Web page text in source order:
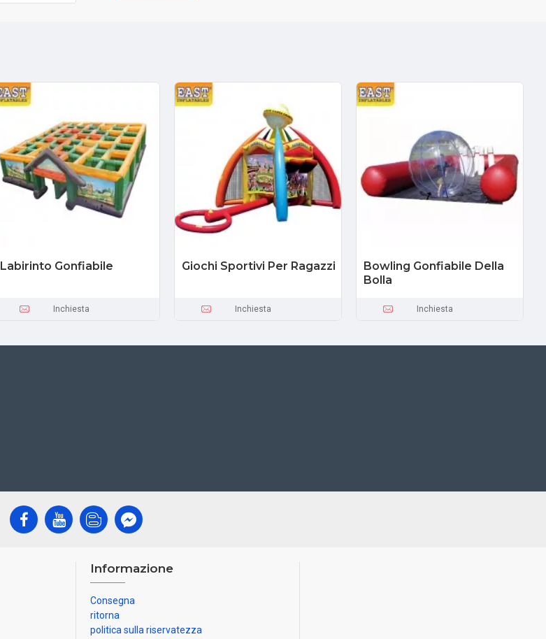
Labirinto Gonfiabile
Inchiesta
Giochi Sportivi Per Ragazzi
Inchiesta
Bowling Gonfiabile Della
Bolla
Inchiesta
Informazione
Consegna
ritorna
politica sulla riservatezza